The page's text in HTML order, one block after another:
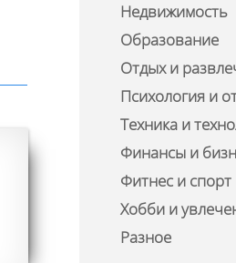
Недвижимость
Образование
Отдых и
Психология и
Техника и
Финансы и
Фитнес и спорт
Хобби и
Разное